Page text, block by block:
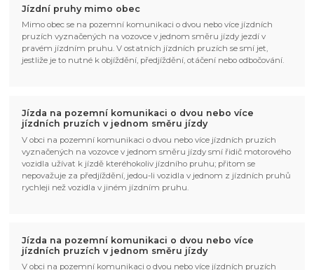
Jízdní pruhy mimo obec
Mimo obec se na pozemní komunikaci o dvou nebo více jízdních
pruzích vyznačených na vozovce v jednom směru jízdy jezdí v
pravém jízdním pruhu. V ostatních jízdních pruzích se smí jet,
jestliže je to nutné k objíždění, předjíždění, otáčení nebo odbočování.
Jízda na pozemní komunikaci o dvou nebo více
jízdních pruzích v jednom směru jízdy
V obci na pozemní komunikaci o dvou nebo více jízdních pruzích
vyznačených na vozovce v jednom směru jízdy smí řidič motorového
vozidla užívat k jízdě kteréhokoliv jízdního pruhu; přitom se
nepovažuje za předjíždění, jedou-li vozidla v jednom z jízdních pruhů
rychleji než vozidla v jiném jízdním pruhu.
Jízda na pozemní komunikaci o dvou nebo více
jízdních pruzích v jednom směru jízdy
V obci na pozemní komunikaci o dvou nebo více jízdních pruzích